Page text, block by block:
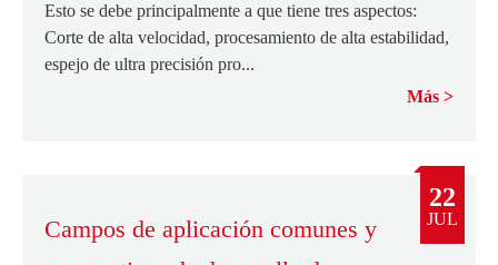
Esto se debe principalmente a que tiene tres aspectos:
Corte de alta velocidad, procesamiento de alta estabilidad,
espejo de ultra precisión pro...
Más
Campos de aplicación comunes y
22
JUL